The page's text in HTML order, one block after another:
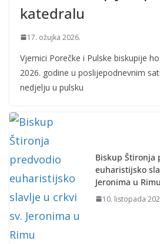
katedralu
17. ožujka 2026.
Vjernici Porečke i Pulske biskupije
2026. godine u poslijepodnevnim
nedjelju u pulsku
Biskup Štironja
euharistijsko
Jeronima u Rimu
10. listopada